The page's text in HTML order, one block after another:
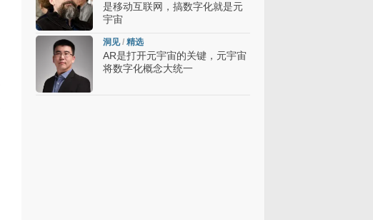
是移动互联网，搞数字化就是元
宇宙
洞见/ 精选
AR是打开元宇宙的关键，元宇宙
将数字化概念大统一